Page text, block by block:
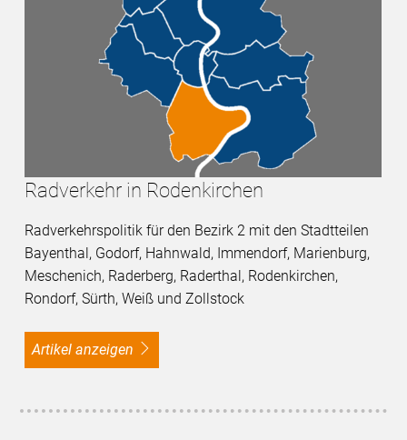
Radverkehr in Rodenkirchen
Radverkehrspolitik für den Bezirk 2 mit den Stadtteilen
Bayenthal, Godorf, Hahnwald, Immendorf, Marienburg,
Meschenich, Raderberg, Raderthal, Rodenkirchen,
Rondorf, Sürth, Weiß und Zollstock
Artikel anzeigen